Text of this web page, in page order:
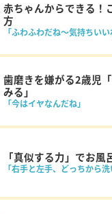
赤ちゃんからできる！
方
「ふわふわだね～気持ちいい
歯磨きを嫌がる2歳児
みる」
「今はイヤなんだね」
「真似する力」でお
「右手と左手、どっちから洗